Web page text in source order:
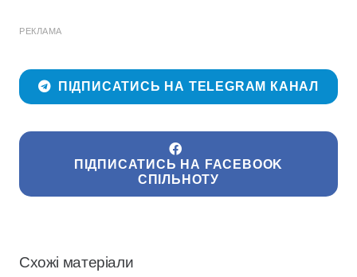
РЕКЛАМА
ПІДПИСАТИСЬ НА TELEGRAM КАНАЛ
ПІДПИСАТИСЬ НА FACEBOOK
СПІЛЬНОТУ
Схожі матеріали